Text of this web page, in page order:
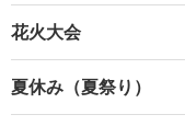
花火大会
夏休み（夏祭り）